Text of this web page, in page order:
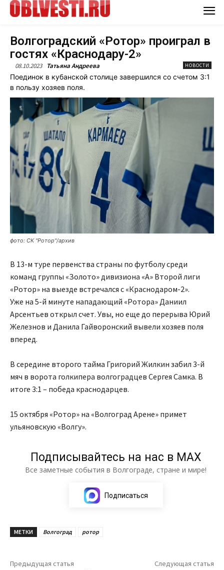
Волгоградский «Ротор» проиграл в
гостях «Краснодару-2»
08.10.2023 Татьяна Андреева НОВОСТИ
Поединок в кубанской столице завершился со счетом 3:1
в пользу хозяев поля.
фото: СК "Ротор"/архив
В 13-м туре первенства страны по футболу среди
команд группы «Золото» дивизиона «А» Второй лиги
«Ротор» на выезде встречался с «Краснодаром-2».
Уже на 5-й минуте нападающий «Ротора» Даниил
Арсентьев открыл счет. Увы, но еще до перерыва Юрий
Железнов и Данила Гайворонский вывели хозяев поля
вперед.
В середине второго тайма Григорий Жилкин забил 3-й
мяч в ворота голкипера волгоградцев Сергея Самка. В
итоге 3:1 – победа краснодарцев.
15 октября «Ротор» на «Волгоград Арене» примет
ульяновскую «Волгу».
Подписывайтесь на нас в МАХ
Все заметные события в Волгограде, стране и мире!
Подписаться
МЕТКИ Волгоград ротор
Предыдущая статья Следующая статья